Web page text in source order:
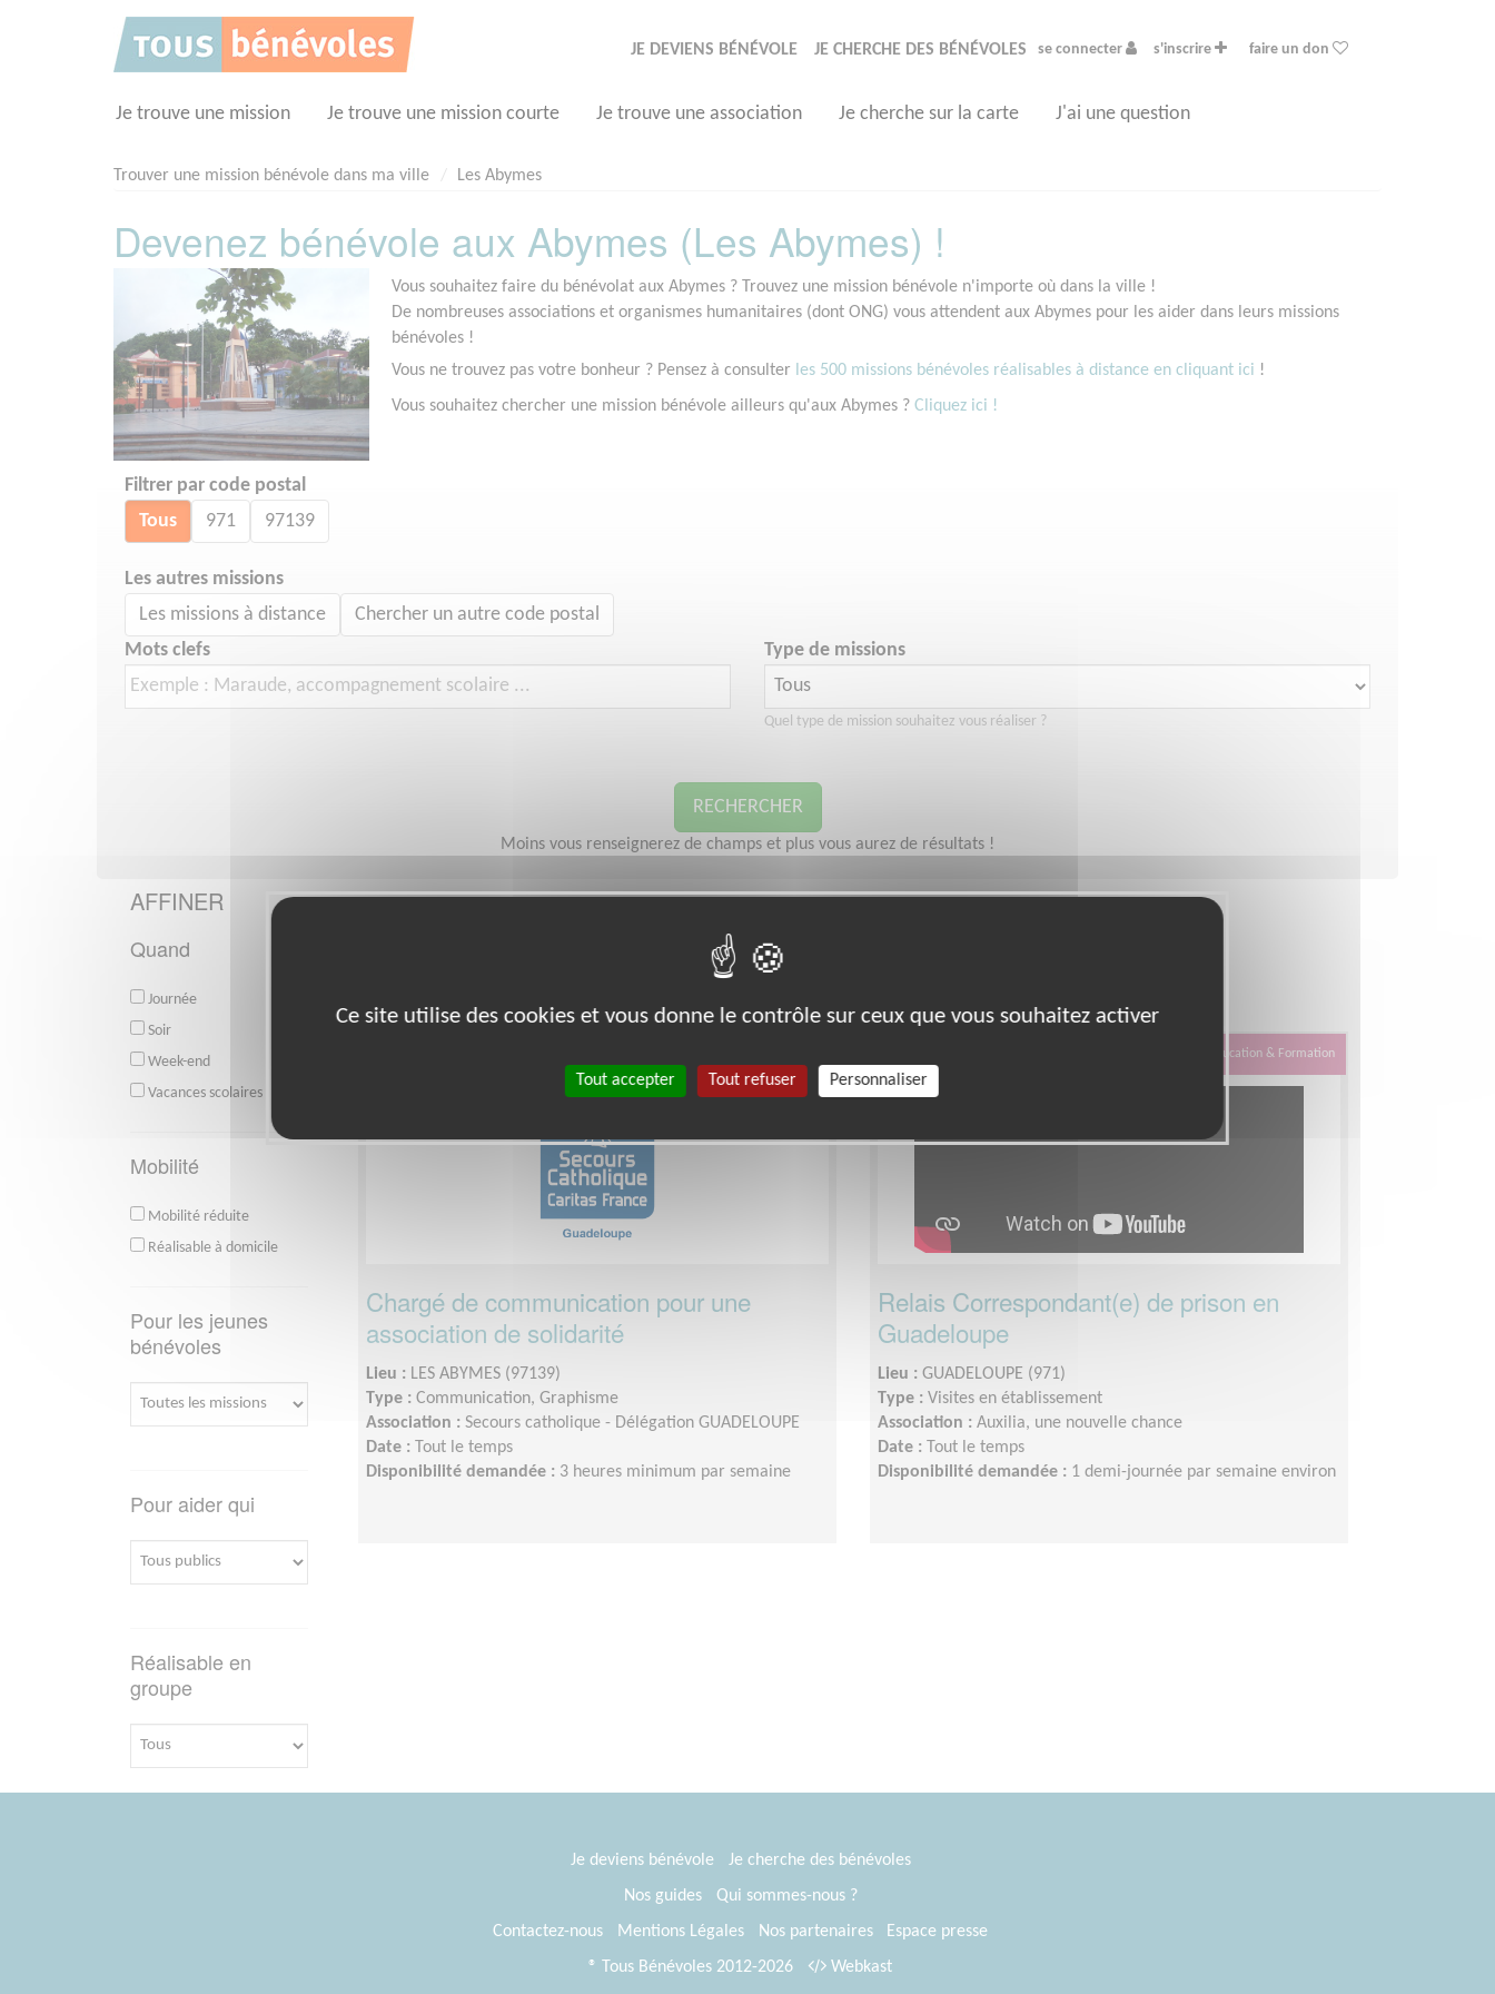
JE DEVIENS BÉNÉVOLE JE CHERCHE DES BÉNÉVOLES se connecter s'inscrire faire un don
Je trouve une mission Je trouve une mission courte Je trouve une association Je cherche sur la carte J'ai une question
Trouver une mission bénévole dans ma ville Les Abymes
Devenez bénévole aux Abymes (Les Abymes) !
Vous souhaitez faire du bénévolat aux Abymes ? Trouvez une mission bénévole n'importe où dans la ville !
De nombreuses associations et organismes humanitaires (dont ONG) vous attendent aux Abymes pour les aider dans leurs missions
bénévoles !
Vous ne trouvez pas votre bonheur ? Pensez à consulter les 500 missions bénévoles réalisables à distance en cliquant ici !
Vous souhaitez chercher une mission bénévole ailleurs qu'aux Abymes ? Cliquez ici !
Filtrer par code postal
Tous 971 97139
Les autres missions
Les missions à distance Chercher un autre code postal
Mots clefs Type de missions
Quel type de mission souhaitez vous réaliser ?
RECHERCHER
Moins vous renseignerez de champs et plus vous aurez de résultats !
AFFINER
Quand
Journée
Soir
Week-end
Vacances scolaires
Mobilité
Mobilité réduite
Réalisable à domicile
Pour les jeunes
bénévoles
Pour aider qui
Réalisable en
groupe
ÉDUCATION & FORMATION ENVIRONNEMENT
Chargé de communication pour une
association de solidarité
Lieu : LES ABYMES (97139)
Type : Communication, Graphisme
Association : Secours catholique - Délégation GUADELOUPE
Date : Tout le temps
Disponibilité demandée : 3 heures minimum par semaine
Éducation & Formation
Relais Correspondant(e) de prison en
Guadeloupe
Lieu : GUADELOUPE (971)
Type : Visites en établissement
Association : Auxilia, une nouvelle chance
Date : Tout le temps
Disponibilité demandée : 1 demi-journée par semaine environ
Je deviens bénévole
Je cherche des bénévoles
Nos guides
Qui sommes-nous ?
Contactez-nous
Mentions Légales Nos partenaires
Espace presse
® Tous Bénévoles 2012-2026
Webkast
Ce site utilise des cookies et vous donne le contrôle sur ceux que vous souhaitez activer
Tout accepter Tout refuser Personnaliser